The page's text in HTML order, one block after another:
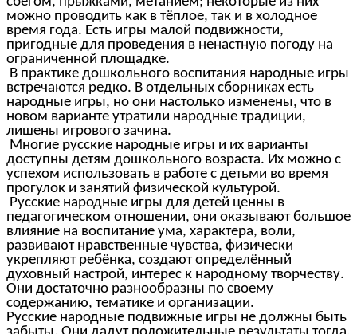
можно проводить как в тёплое, так и в холодное
время года. Есть игры малой подвижности,
пригодные для проведения в ненастную погоду на
ограниченной площадке.
В практике дошкольного воспитания народные игры
встречаются редко. В отдельных сборниках есть
народные игры, но они настолько изменены, что в
новом варианте утратили народные традиции,
лишены игрового зачина.
Многие русские народные игры и их варианты
доступны детям дошкольного возраста. Их можно с
успехом использовать в работе с детьми во время
прогулок и занятий физической культурой.
Русские народные игры для детей ценны в
педагогическом отношении, они оказывают большое
влияние на воспитание ума, характера, воли,
развивают нравственные чувства, физически
укрепляют ребёнка, создают определённый
духовный настрой, интерес к народному творчеству.
Они достаточно разнообразны по своему
содержанию, тематике и организации.
Русские народные подвижные игры не должны быть